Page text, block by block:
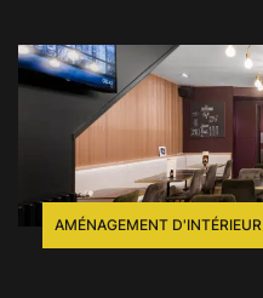
AMÉNAGEMENT D'INTÉRIEUR